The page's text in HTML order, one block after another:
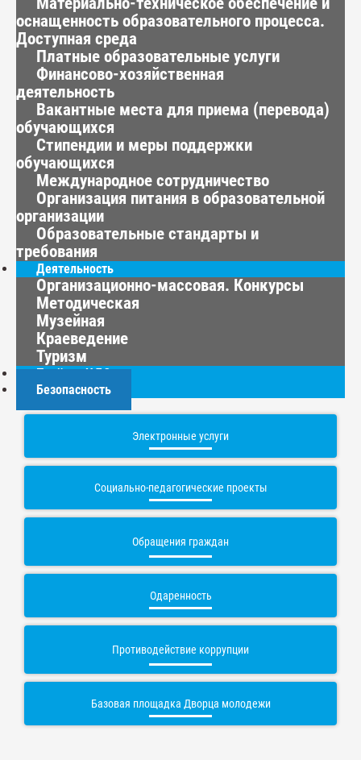
оснащенность образовательного процесса.
Доступная среда
Платные образовательные услуги
Финансово-хозяйственная
деятельность
Вакантные места для приема (перевода)
обучающихся
Стипендии и меры поддержки
обучающихся
Международное сотрудничество
Организация питания в образовательной
организации
Образовательные стандарты и
требования
Деятельность
Организационно-массовая. Конкурсы
Методическая
Музейная
Краеведение
Туризм
Приём в ЦДО
Безопасность
Электронные услуги
Социально-педагогические проекты
Обращения граждан
Одаренность
Противодействие коррупции
Базовая площадка Дворца молодежи